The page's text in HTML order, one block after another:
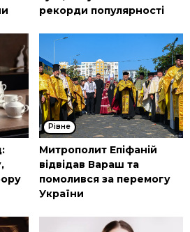
рекорди популярності
Рівне
Митрополит Епіфаній
відвідав Вараш та
помолився за перемогу
України